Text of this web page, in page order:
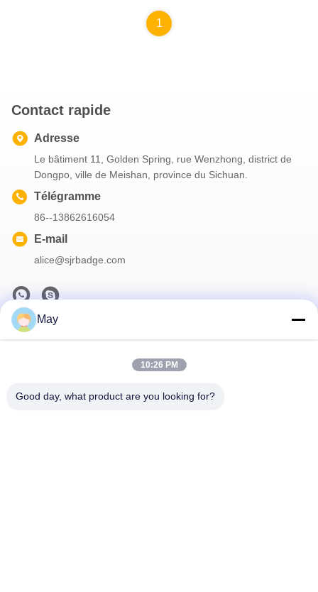
1
Contact rapide
Adresse
Le bâtiment 11, Golden Spring, rue Wenzhong, district de
Dongpo, ville de Meishan, province du Sichuan.
Télégramme
86--13862616054
E-mail
alice@sjrbadge.com
Notre Newsletter
Abonnez-vous à notre newsletter pour des réductions et plus
May
10:26 PM
Good day, what product are you looking for?